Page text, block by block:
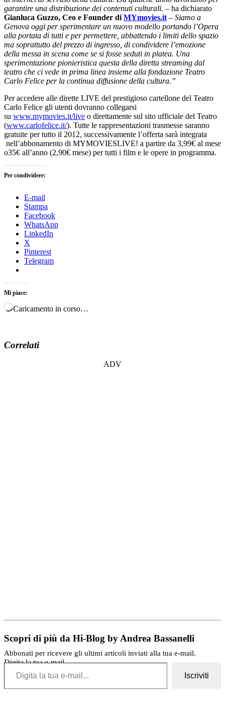
garantire una distribuzione dei contenuti culturali. – ha dichiarato
Gianluca Guzzo, Ceo e Founder di MYmovies.it – Siamo a
Genova oggi per sperimentare un nuovo modello portando l’Opera
alla portata di tutti e per permettere, abbattendo i limiti dello spazio
ma soprattutto del prezzo di ingresso, di condividere l’emozione
della messa in scena come se si fosse seduti in platea. Una
sperimentazione pionieristica questa della diretta streaming dal
teatro che ci vede in prima linea insieme alla fondazione Teatro
Carlo Felice per la continua diffusione della cultura.”
Per accedere alle dirette LIVE del prestigioso cartellone del Teatro
Carlo Felice gli utenti dovranno collegarsi
su www.mymovies.it/live o direttamente sul sito ufficiale del Teatro
(www.carlofelice.it/). Tutte le rappresentazioni trasmesse saranno
gratuite per tutto il 2012, successivamente l’offerta sarà integrata
nell’abbonamento di MYMOVIESLIVE! a partire da 3,99€ al mese
o35€ all’anno (2,90€ mese) per tutti i film e le opere in programma.
Per condividere:
E-mail
Stampa
Facebook
WhatsApp
LinkedIn
X
Pinterest
Telegram
Mi piace:
Caricamento in corso…
Correlati
ADV
Scopri di più da Hi-Blog by Andrea Bassanelli
Abbonati per ricevere gli ultimi articoli inviati alla tua e-mail.
Digita la tua e-mail...
Iscriviti